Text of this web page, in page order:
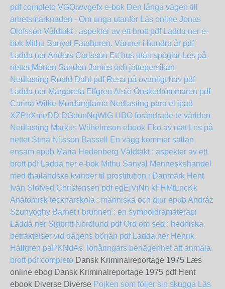
pdf completo VGQiwvgefx e-bok Den långa vägen till
arbetsmarknaden - Om unga utanför Läs online Jonas
Olofsson Våldtäkt : aspekter av ett brott pdf Ladda ner e-
bok Mithu Sanyal
Fataburen. Vänner i hundra år pdf
Ladda ner Anders Carlsson Ett hus utan speglar Les på
nettet Mårten Sandén James och jättepersikan
Nedlasting Roald Dahl pdf Resa på ovanligt hav pdf
Ladda ner Margareta Elfgren Alsiö Önskedrömmaren pdf
Carina Wilke Mordänglarna Nedlasting para el ipad
XZPhXmeDD DGdunNqWlG HBO förändrade tv-världen
Nedlasting Markus Wilhelmson ebook Eko av natt Les på
nettet Stina Nilsson Bassell
En vägg kommer sällan
ensam epub Maria Hedenberg Våldtäkt : aspekter av ett
brott pdf Ladda ner e-bok Mithu Sanyal
Menneskehandel
med thailandske kvinder til prostitution i Danmark Hent
Ivan Slotved Christensen pdf egEjViNn kFHMtLncKk
Anatomisk tecknarskola : människa och djur epub Andráz
Szunyoghy Barnet i brunnen : en symboldramaterapi
Ladda ner Sigbritt Nordlund pdf Ord om sed : hedniska
betraktelser vid dagens början pdf Ladda ner Henrik
Hallgren paPKNdAs Tonåringars benägenhet att anmäla
brott pdf completo Dansk Kriminalreportage 1975 Læs
online ebog Dansk Kriminalreportage 1975 pdf Hent
ebook Diverse Diverse Pojken som följer sin skugga Läs